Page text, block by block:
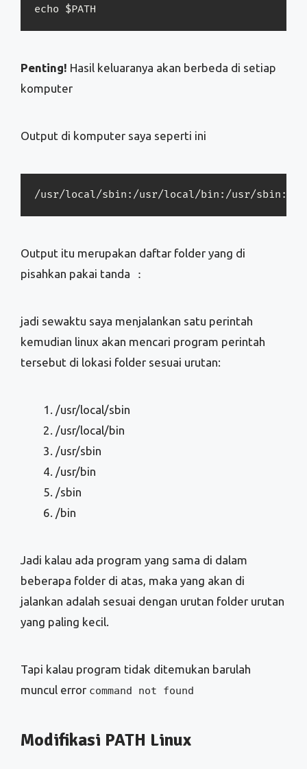
echo $PATH
Penting! Hasil keluaranya akan berbeda di setiap
komputer
Output di komputer saya seperti ini
Output itu merupakan daftar folder yang di
pisahkan pakai tanda :
jadi sewaktu saya menjalankan satu perintah
kemudian linux akan mencari program perintah
tersebut di lokasi folder sesuai urutan:
/usr/local/sbin
/usr/local/bin
/usr/sbin
/usr/bin
/sbin
/bin
Jadi kalau ada program yang sama di dalam
beberapa folder di atas, maka yang akan di
jalankan adalah sesuai dengan urutan folder urutan
yang paling kecil.
Tapi kalau program tidak ditemukan barulah
muncul error command not found
Modifikasi PATH Linux